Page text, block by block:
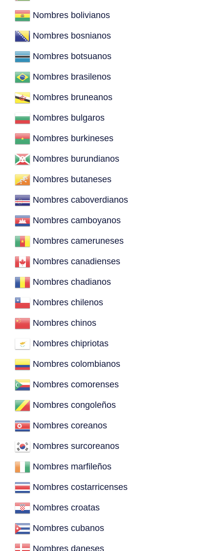
Nombres bolivianos
Nombres bosnianos
Nombres botsuanos
Nombres brasilenos
Nombres bruneanos
Nombres bulgaros
Nombres burkineses
Nombres burundianos
Nombres butaneses
Nombres caboverdianos
Nombres camboyanos
Nombres cameruneses
Nombres canadienses
Nombres chadianos
Nombres chilenos
Nombres chinos
Nombres chipriotas
Nombres colombianos
Nombres comorenses
Nombres congoleños
Nombres coreanos
Nombres surcoreanos
Nombres marfileños
Nombres costarricenses
Nombres croatas
Nombres cubanos
Nombres daneses